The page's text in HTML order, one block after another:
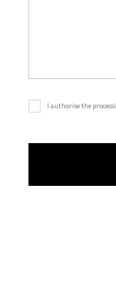
I authorise the